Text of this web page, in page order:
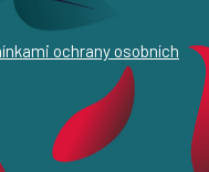
ochrany osobních